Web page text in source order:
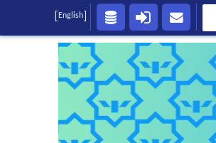
[English]